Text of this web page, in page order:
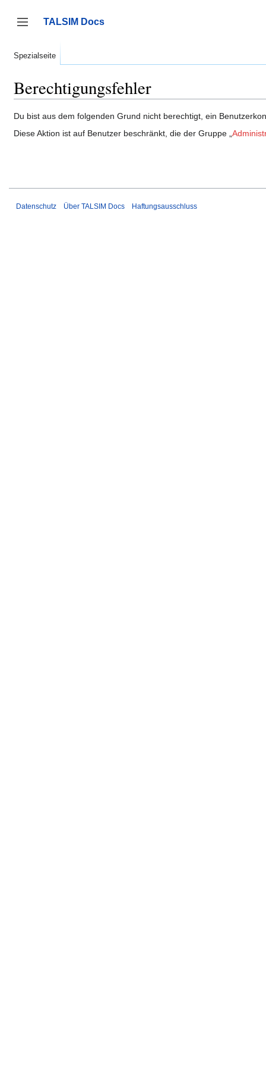
springen
Seitenleiste umschalten
TALSIM Docs
Spezialseite
Berechtigungsfehler
Du bist aus dem folgenden Grund nicht berechtigt, ein
Diese Aktion ist auf Benutzer beschränkt, die der Gruppe „
Datenschutz Über TALSIM Docs Haftungsausschluss